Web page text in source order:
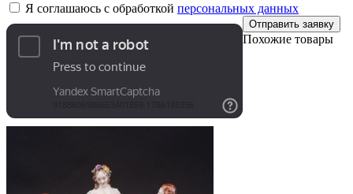
Я соглашаюсь с обработкой персональных данных
Отправить заявку
Похожие товары